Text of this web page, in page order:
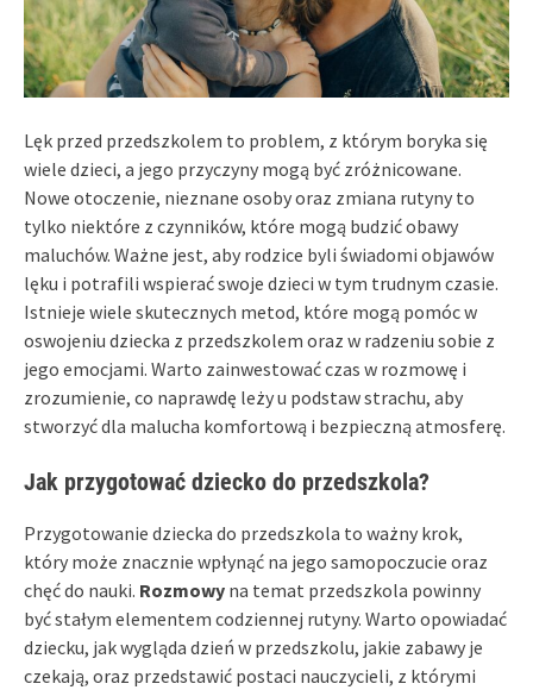
Lęk przed przedszkolem to problem, z którym boryka się
wiele dzieci, a jego przyczyny mogą być zróżnicowane.
Nowe otoczenie, nieznane osoby oraz zmiana rutyny to
tylko niektóre z czynników, które mogą budzić obawy
maluchów. Ważne jest, aby rodzice byli świadomi objawów
lęku i potrafili wspierać swoje dzieci w tym trudnym czasie.
Istnieje wiele skutecznych metod, które mogą pomóc w
oswojeniu dziecka z przedszkolem oraz w radzeniu sobie z
jego emocjami. Warto zainwestować czas w rozmowę i
zrozumienie, co naprawdę leży u podstaw strachu, aby
stworzyć dla malucha komfortową i bezpieczną atmosferę.
Jak przygotować dziecko do przedszkola?
Przygotowanie dziecka do przedszkola to ważny krok,
który może znacznie wpłynąć na jego samopoczucie oraz
chęć do nauki. Rozmowy na temat przedszkola powinny
być stałym elementem codziennej rutyny. Warto opowiadać
dziecku, jak wygląda dzień w przedszkolu, jakie zabawy je
czekają, oraz przedstawić postaci nauczycieli, z którymi